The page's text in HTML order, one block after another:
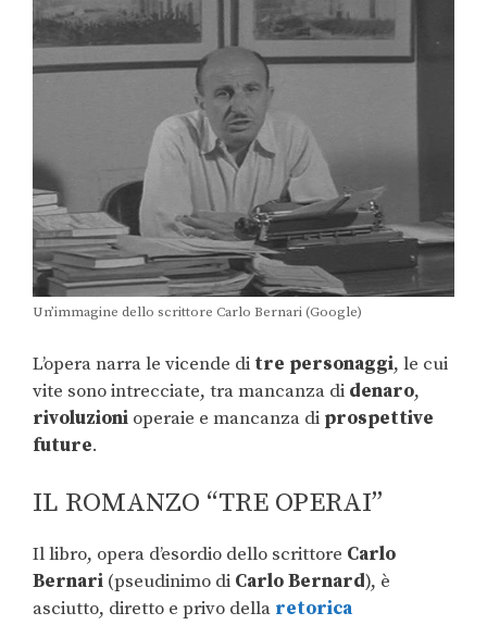
Un’immagine dello scrittore Carlo Bernari (Google)
L’opera narra le vicende di tre personaggi, le cui
vite sono intrecciate, tra mancanza di denaro,
rivoluzioni operaie e mancanza di prospettive
future.
IL ROMANZO “TRE OPERAI”
Il libro, opera d’esordio dello scrittore Carlo
Bernari (pseudinimo di Carlo Bernard), è
asciutto, diretto e privo della retorica